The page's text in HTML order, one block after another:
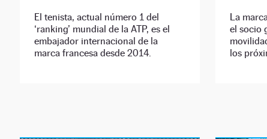
El tenista, actual número 1 del
‘ranking’ mundial de la ATP, es el
embajador internacional de la
marca francesa desde 2014.
La
el socio
los